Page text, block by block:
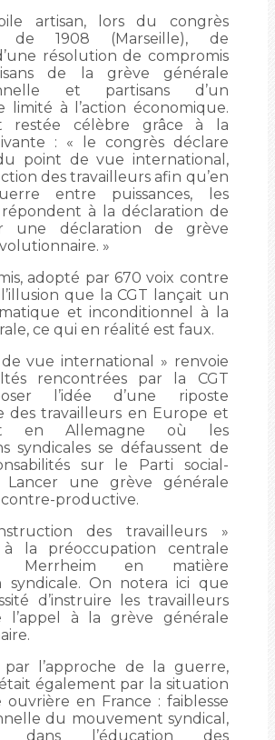
artisan, lors du congrès
de 1908 (Marseille), de
résolution de compromis
de la grève générale
et partisans d’un
limité à l’action économique.
restée célèbre grâce à la
: « le congrès déclare
point de vue international,
des travailleurs afin qu’en
entre puissances, les
à la déclaration de
une déclaration de grève
»
adopté par 670 voix contre
que la CGT lançait un
et inconditionnel à la
ce qui en réalité est faux.
vue international » renvoie
rencontrées par la CGT
l’idée d’une riposte
des travailleurs en Europe et
en Allemagne où les
syndicales se défaussent de
sur le Parti social-
Lancer une grève générale
contre-productive.
des travailleurs »
la préoccupation centrale
Merrheim en matière
syndicale. On notera ici que
d’instruire les travailleurs
l’appel à la grève générale
par l’approche de la guerre,
également par la situation
ouvrière en France : faiblesse
du mouvement syndical,
dans l’éducation des